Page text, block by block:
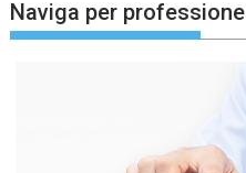
Naviga per professione